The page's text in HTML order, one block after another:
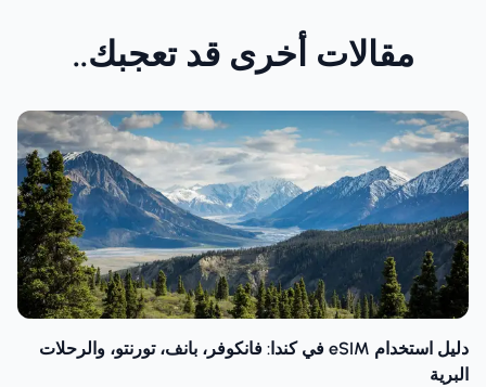
مقالات أخرى قد تعجبك..
دليل استخدام eSIM في كندا: فانكوفر، بانف، تورنتو، والرحلات
البرية